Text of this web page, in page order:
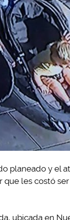
planeado y el
les costó
ubicada en